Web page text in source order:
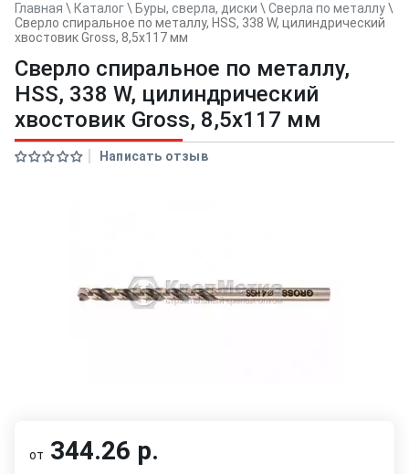
Главная \ Каталог\ Буры, сверла, диски \ Сверла по металлу\
Сверло спиральное по металлу, HSS, 338 W, цилиндрический
хвостовик Gross, 8,5х117 мм
Сверло спиральное по металлу,
HSS, 338 W, цилиндрический
хвостовик Gross, 8,5х117 мм
Написать отзыв
от 344.26 р.